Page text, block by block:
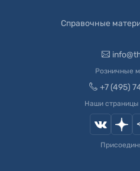
Справочные
Розничные
+7 (495)
Наши страницы